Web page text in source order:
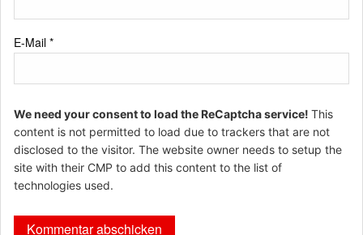
E-Mail *
We need your consent to load the ReCaptcha service! This
content is not permitted to load due to trackers that are not
disclosed to the visitor. The website owner needs to setup the
site with their CMP to add this content to the list of
technologies used.